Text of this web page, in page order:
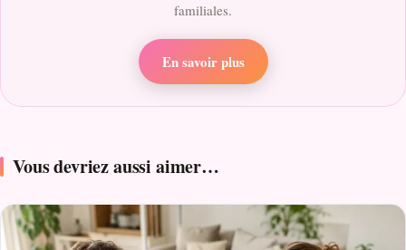
familiales.
En savoir plus
Vous devriez aussi aimer…